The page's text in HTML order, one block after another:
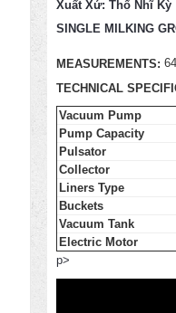
Xuất Xứ: Thổ Nhĩ Kỳ
SINGLE MILKING
MEASUREMENTS:
TECHNICAL
Vacuum Pump
Pump Capacity
Pulsator
Collector
Liners Type
Buckets
Vacuum Tank
Electric Motor
p>